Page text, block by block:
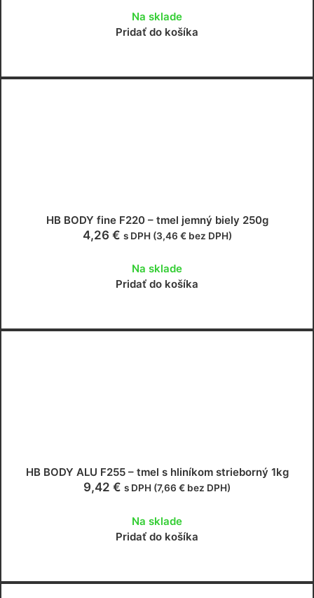
Na sklade
Pridať do košíka
HB BODY fine F220 – tmel jemný biely 250g
4,26 € s DPH (3,46 €bez DPH)
Na sklade
Pridať do košíka
HB BODY ALU F255 – tmel s hliníkom strieborný 1kg
9,42 € s DPH (7,66 € bez DPH)
Na sklade
Pridať do košíka